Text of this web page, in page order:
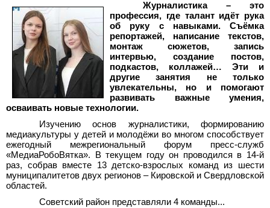
Журналистика
– это
профессия, где талант идёт рука
об руку с навыками. Съёмка
репортажей, написание текстов,
монтаж сюжетов, запись
интервью, создание постов,
подкастов, коллажей… Эти и
другие занятия не только
увлекательны, но и помогают
развивать важные умения,
осваивать новые технологии.
Изучению основ журналистики, формированию
медиакультуры у детей и молодёжи во многом способствует
ежегодный межрегиональный форум пресс-служб
«МедиаРобоВятка». В текущем году он проводился в 14-й
раз, собрав вместе 13 детско-взрослых команд из шести
муниципалитетов двух регионов – Кировской и Свердловской
областей.
Советский район представляли 4 команды...